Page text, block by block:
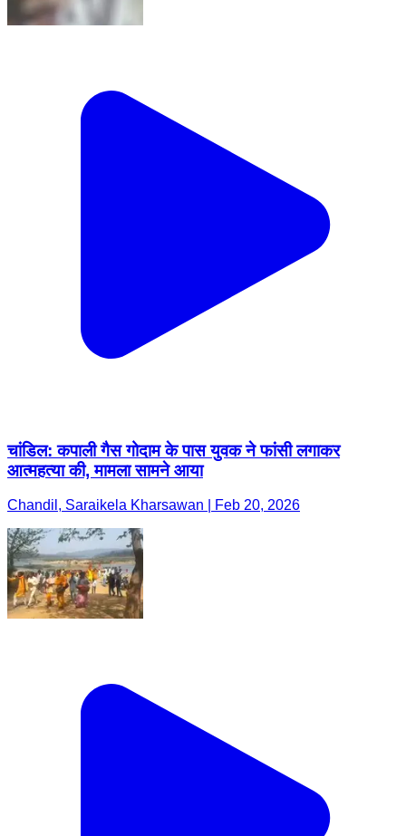
चांडिल: कपाली गैस गोदाम के पास युवक ने फांसी लगाकर
आत्महत्या की, मामला सामने आया
Chandil, Saraikela Kharsawan | Feb 20, 2026